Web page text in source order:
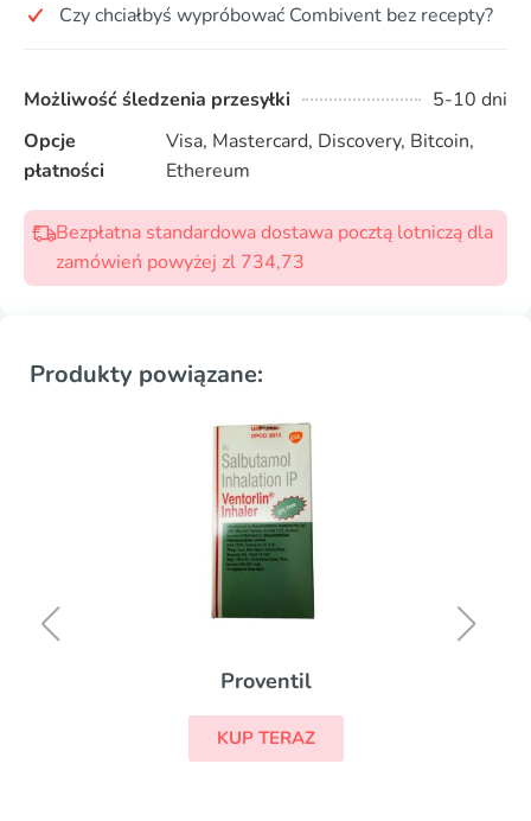
Czy chciałbyś wypróbować Combivent bez recepty?
Możliwość śledzenia przesyłki
5-10 dni
Opcje
płatności
Visa, Mastercard, Discovery, Bitcoin,
Ethereum
Bezpłatna standardowa dostawa pocztą lotniczą dla
zamówień powyżej zl 734,73
Produkty powiązane:
Proventil
KUP TERAZ